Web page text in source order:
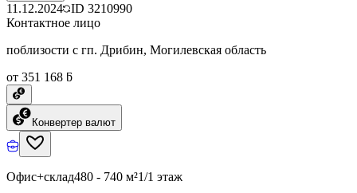
11.12.2024 ID 3210990
Контактное лицо
поблизости с гп. Дрибин, Могилевская область
от 351 168 ƃ
Конвертер валют
Офис+склад480 - 740 м²1/1 этаж